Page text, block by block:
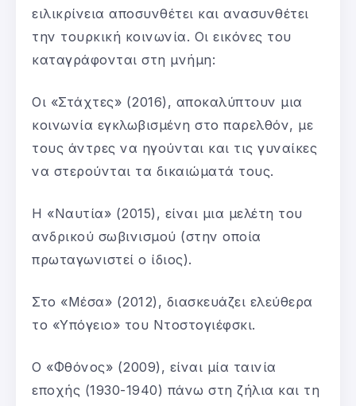
ειλικρίνεια αποσυνθέτει και ανασυνθέτει
την τουρκική κοινωνία. Οι εικόνες του
καταγράφονται στη μνήμη:
Οι «Στάχτες» (2016), αποκαλύπτουν μια
κοινωνία εγκλωβισμένη στο παρελθόν, με
τους άντρες να ηγούνται και τις γυναίκες
να στερούνται τα δικαιώματά τους.
Η «Ναυτία» (2015), είναι μια μελέτη του
ανδρικού σωβινισμού (στην οποία
πρωταγωνιστεί ο ίδιος).
Στο «Μέσα» (2012), διασκευάζει ελεύθερα
το «Υπόγειο» του Ντοστογιέφσκι.
Ο «Φθόνος» (2009), είναι μία ταινία
εποχής (1930-1940) πάνω στη ζήλια και τη